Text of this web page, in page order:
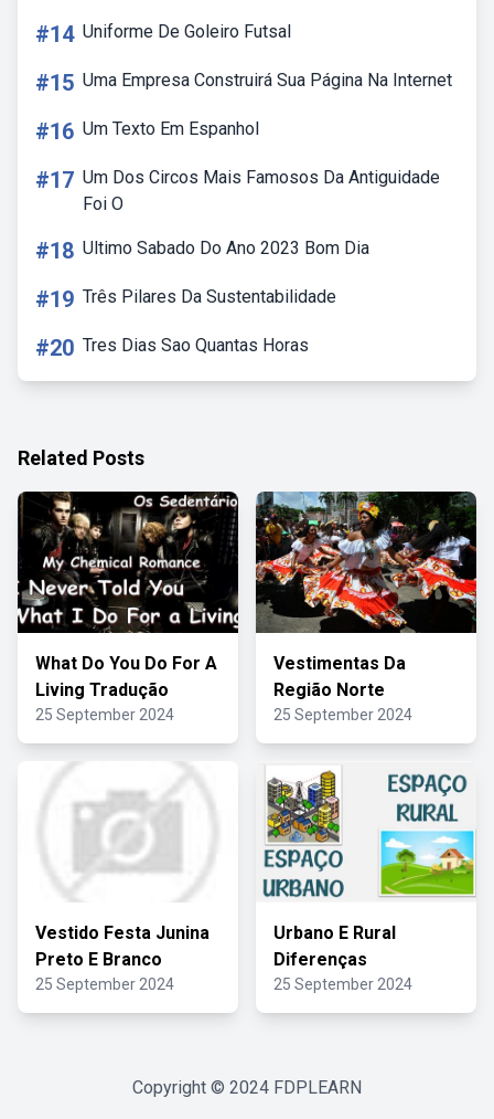
#14 Uniforme De Goleiro Futsal
#15 Uma Empresa Construirá Sua Página Na Internet
#16 Um Texto Em Espanhol
#17 Um Dos Circos Mais Famosos Da Antiguidade
Foi O
#18 Ultimo Sabado Do Ano 2023 Bom Dia
#19 Três Pilares Da Sustentabilidade
#20 Tres Dias Sao Quantas Horas
Related Posts
What Do You Do For A
Living Tradução
25 September 2024
Vestimentas Da
Região Norte
25 September 2024
Vestido Festa Junina
Preto E Branco
25 September 2024
Urbano E Rural
Diferenças
25 September 2024
Copyright © 2024 FDPLEARN